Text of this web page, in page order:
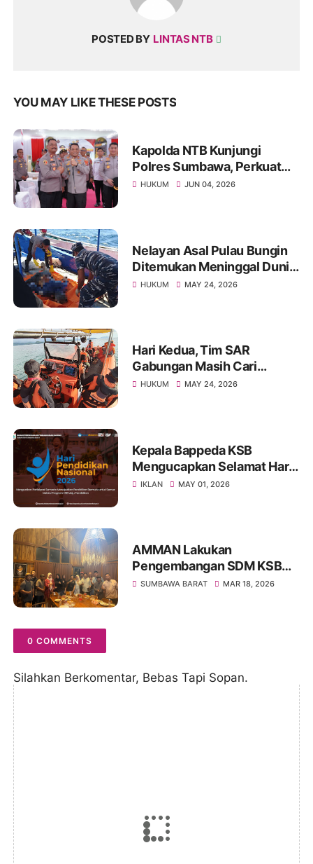
POSTED BY LINTAS NTB
YOU MAY LIKE THESE POSTS
Kapolda NTB Kunjungi
Polres Sumbawa, Perkuat
Pengawasan Internal dan
HUKUM JUN 04, 2026
Nelayan Asal Pulau Bungin
Ditemukan Meninggal Dunia
di Pantai Kertasari
HUKUM MAY 24, 2026
Hari Kedua, Tim SAR
Gabungan Masih Cari
Nelayan Lansia yang Hilang
HUKUM MAY 24, 2026
Kepala Bappeda KSB
Mengucapkan Selamat Hari
Pendidikan Nasional 2026
IKLAN MAY 01, 2026
AMMAN Lakukan
Pengembangan SDM KSB
Melalui Program Beasiswa
SUMBAWA BARAT MAR 18, 2026
0 COMMENTS
Silahkan Berkomentar, Bebas Tapi Sopan.